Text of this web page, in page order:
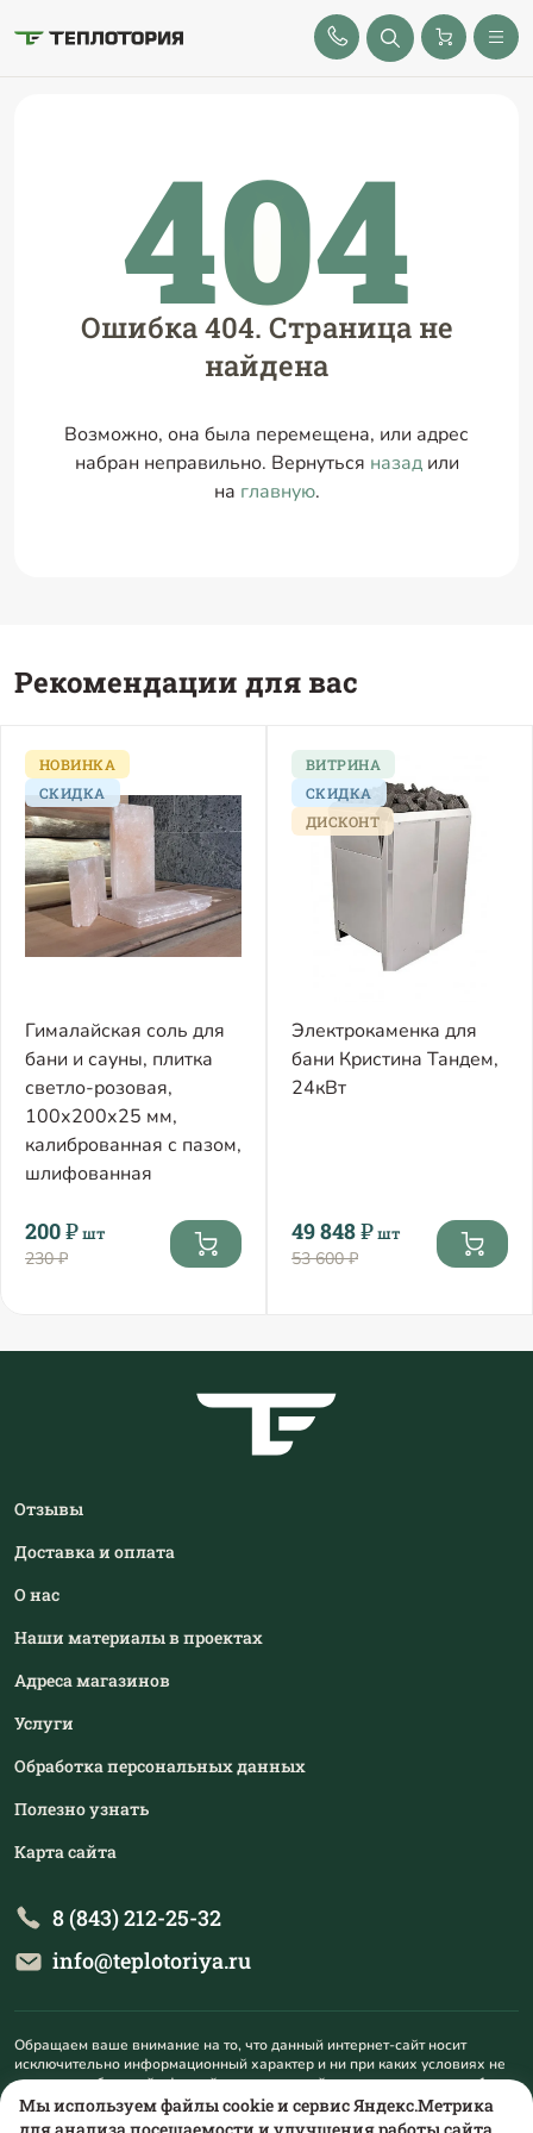
8 (843) 212-25-32
404
Ошибка 404. Страница не
найдена
Возможно, она была перемещена, или адрес
набран неправильно. Вернуться назадили
на главную.
Рекомендации для вас
Гималайская соль для
бани и сауны, плитка
светло-розовая,
100х200х25 мм,
калиброванная с пазом,
шлифованная
НОВИНКА
СКИДКА
200 ₽шт
230 ₽
Электрокаменка для
бани Кристина Тандем,
24кВт
ВИТРИНА
СКИДКА
ДИСКОНТ
49 848 ₽шт
53 600 ₽
Отзывы
Доставка и оплата
О нас
Наши материалы в проектах
Адреса магазинов
Услуги
Обработка персональных данных
Полезно узнать
Карта сайта
8 (843) 212-25-32
info@teplotoriya.ru
Обращаем ваше внимание на то, что данный интернет-сайт носит
исключительно информационный характер и ни при каких условиях не
является публичной офертой, определяемой положениями пункта 1
статьи 437 Гражданского кодекса Российской Федерации. Для
получения подробной информации о наличии и стоимости указанных
Мы используем файлы cookie и сервис Яндекс.Метрика